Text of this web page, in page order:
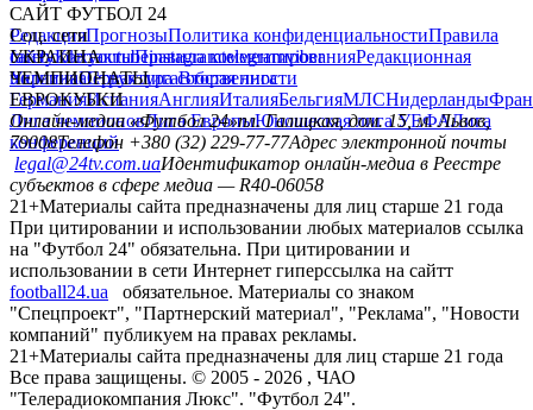
САЙТ ФУТБОЛ 24
РедакцияПрогнозыПолитика конфиденциальностиПравила
сайтуКонтактыПравила комментированияРедакционная
политикаСтруктура собственности
Соц. сети
facebookxyoutubeinstagramtelegramviber
УКРАИНА
УкраинаПервая лигаВторая лига
ЧЕМПИОНАТЫ
ГерманияИспанияАнглияИталияБельгияМЛСНидерланды
ЕВРОКУБКИ
Лига чемпионовЛига ЕвропыЮношеская лига УЕФАЛига
конференций
Онлайн-медиа «Футбол 24»пл. Галицкая, дом. 15, м. Львов,
79008Телефон +380 (32) 229-77-77Адрес электронной почты
legal@24tv.com.uaИдентификатор онлайн-медиа в Реестре
субъектов в сфере медиа — R40-06058
21+Материалы сайта предназначены для лиц старше 21 года
При цитировании и использовании любых материалов ссылка
на "Футбол 24" обязательна. При цитировании и
использовании в сети Интернет гиперссылка на сайтт
football24.ua
обязательное. Материалы со знаком
"Спецпроект", "Партнерский материал", "Реклама", "Новости
компаний" публикуем на правах рекламы.
21+Материалы сайта предназначены для лиц старше 21 года
Все права защищены. © 2005 - 2026 , ЧАО
"Телерадиокомпания Люкс". "Футбол 24".